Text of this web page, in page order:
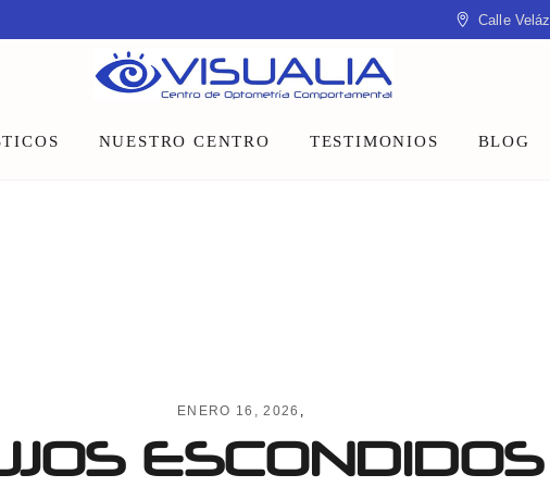
Calle
NUESTRO CENTRO TESTIMONIOS BLOG
ENERO 16, 2026